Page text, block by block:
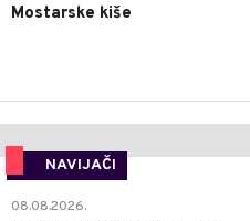
Mostarske kiše
NAVIJAČI
08.08.2026.